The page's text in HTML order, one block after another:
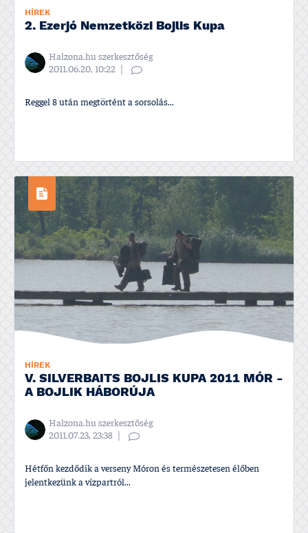
HÍREK
2. Ezerjó Nemzetközi Bojlis Kupa
Halzona.hu szerkesztőség
2011.06.20, 10:22
Reggel 8 után megtörtént a sorsolás...
HÍREK
V. SILVERBAITS BOJLIS KUPA 2011 MÓR -
A BOJLIK HÁBORÚJA
Halzona.hu szerkesztőség
2011.07.23, 23:38
Hétfőn kezdődik a verseny Móron és természetesen élőben
jelentkezünk a ví­zpartról...